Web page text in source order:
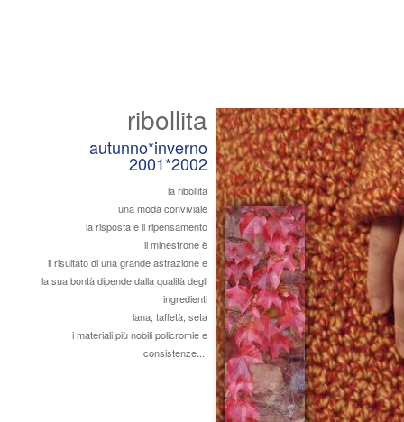
ribollita
autunno*inverno
2001*2002
la ribollita
una moda conviviale
la risposta e il ripensamento
il minestrone è
il risultato di una grande astrazione e
la sua bontà dipende dalla qualità degli
ingredienti
lana, taffetà, seta
i materiali più nobili policromie e
consistenze...